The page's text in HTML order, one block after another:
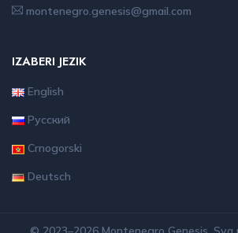
montenegro.genesis@gmail.com
IZABERI JEZIK
English
Русский
Crnogorski
Deutsch